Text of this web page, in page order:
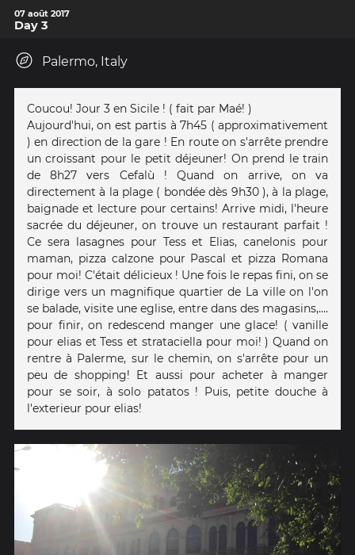
07 août 2017
Day 3
Palermo, Italy
Coucou! Jour 3 en Sicile ! ( fait par Maé! )
Aujourd'hui, on est partis à 7h45 ( approximativement
) en direction de la gare ! En route on s'arrête prendre
un croissant pour le petit déjeuner! On prend le train
de 8h27 vers Cefalù ! Quand on arrive, on va
directement à la plage ( bondée dès 9h30 ), à la plage,
baignade et lecture pour certains! Arrive midi, l'heure
sacrée du déjeuner, on trouve un restaurant parfait !
Ce sera lasagnes pour Tess et Elias, canelonis pour
maman, pizza calzone pour Pascal et pizza Romana
pour moi! C'était délicieux ! Une fois le repas fini, on se
dirige vers un magnifique quartier de La ville on l'on
se balade, visite une eglise, entre dans des magasins,....
pour finir, on redescend manger une glace! ( vanille
pour elias et Tess et strataciella pour moi! ) Quand on
rentre à Palerme, sur le chemin, on s'arrête pour un
peu de shopping! Et aussi pour acheter à manger
pour se soir, à solo patatos ! Puis, petite douche à
l'exterieur pour elias!